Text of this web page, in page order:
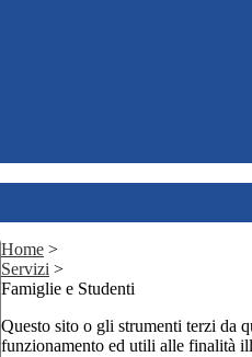
Home >
Servizi >
Famiglie e Studenti
Questo sito o gli strumenti terzi da
funzionamento ed utili alle finalità